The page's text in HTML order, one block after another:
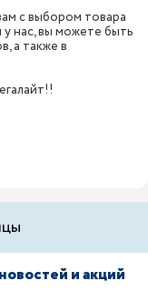
с выбором товара
нас, вы можете быть
а также в
и акций